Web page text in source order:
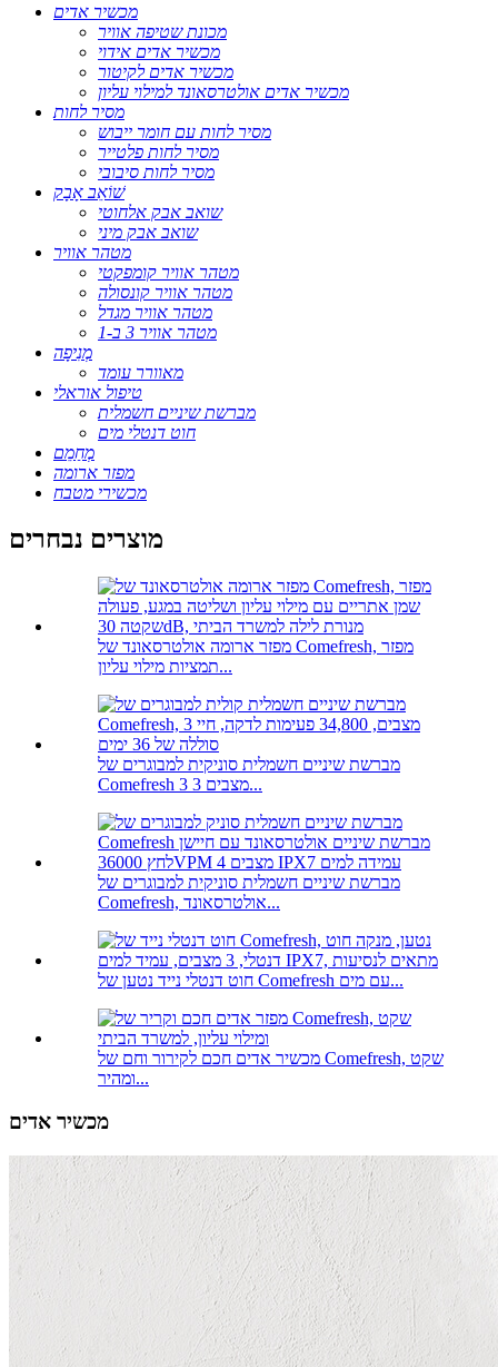
מכשיר אדים
מכונת שטיפה אוויר
מכשיר אדים אידוי
מכשיר אדים לקיטור
מכשיר אדים אולטרסאונד למילוי עליון
מסיר לחות
מסיר לחות עם חומר ייבוש
מסיר לחות פלטייר
מסיר לחות סיבובי
שׁוֹאֵב אָבָק
שואב אבק אלחוטי
שואב אבק מיני
מטהר אוויר
מטהר אוויר קומפקטי
מטהר אוויר קונסולה
מטהר אוויר מגדל
מטהר אוויר 3 ב-1
מְנִיפָה
מאוורר עומד
טיפול אוראלי
מברשת שיניים חשמלית
חוט דנטלי מים
מְחַמֵם
מפזר ארומה
מכשירי מטבח
מוצרים נבחרים
מפזר ארומה אולטרסאונד של Comefresh, מפזר
תמציות מילוי עליון...
מברשת שיניים חשמלית סוניקית למבוגרים של
Comefresh 3 מצבים 3...
מברשת שיניים חשמלית סוניקית למבוגרים של
Comefresh, אולטרסאונד...
חוט דנטלי נייד נטען של Comefresh עם מים...
מכשיר אדים חכם לקירור וחם של Comefresh, שקט
ומהיר...
מכשיר אדים